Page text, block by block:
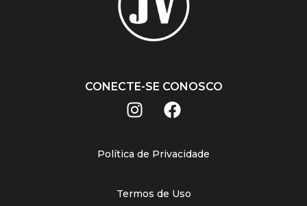
CONECTE-SE CONOSCO
Política de Privacidade
Termos de Uso